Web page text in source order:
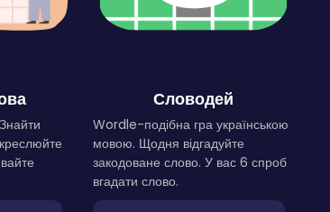
Словодей
Wordle-подібна гра українською
мовою. Щодня відгадуйте
закодоване слово. У вас 6 спроб
вгадати слово.